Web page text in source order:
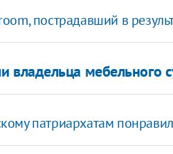
пострадавший в
владельца мебельного
патриархатам